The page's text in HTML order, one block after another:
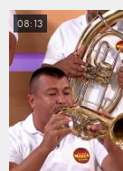
08:13